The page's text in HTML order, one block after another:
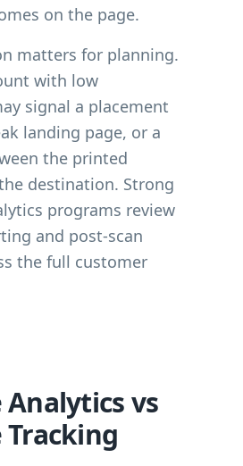
on the page.
matters for planning.
with low
signal a placement
landing page, or a
the printed
destination. Strong
programs review
and post-scan
the full customer
Analytics vs
Tracking